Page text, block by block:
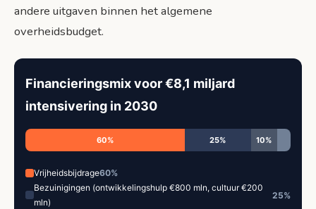
andere uitgaven binnen het algemene
overheidsbudget.
Financieringsmix voor €8,1 miljard
intensivering in 2030
60% 25% 10%
Vrijheidsbijdrage60%
Bezuinigingen (ontwikkelingshulp €800 mln, cultuur €200
mln)
25%